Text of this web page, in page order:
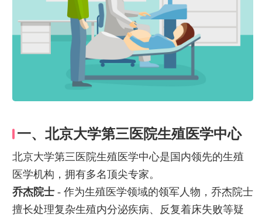
一、北京大学第三医院生殖医学中心
北京大学第三医院生殖医学中心是国内领先的生殖
医学机构，拥有多名顶尖专家。
乔杰院士- 作为生殖医学领域的领军人物，乔杰院士
擅长处理复杂生殖内分泌疾病、反复着床失败等疑